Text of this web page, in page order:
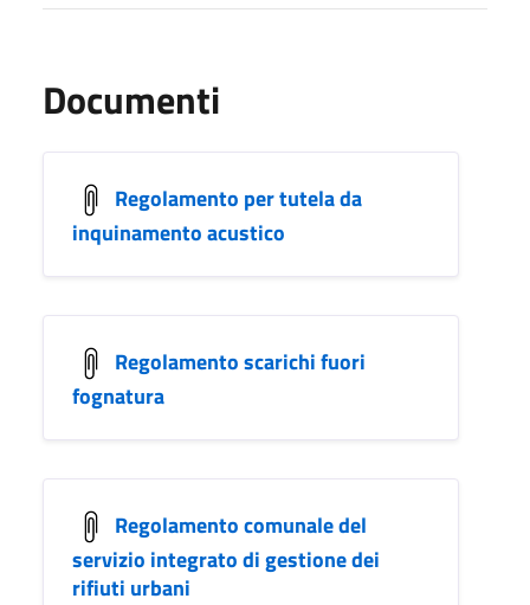
Documenti
Regolamento per tutela da
inquinamento acustico
Regolamento scarichi fuori
fognatura
Regolamento comunale del
servizio integrato di gestione dei
rifiuti urbani